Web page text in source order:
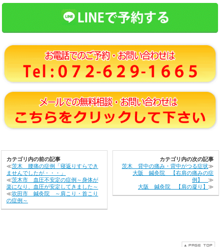
カテゴリ内の前の記事
≪茨木 腰痛の症例「寝返りすらでき
ませんでしたが・・・」
≪茨木市 血圧不安定の症例～身体が
楽になり、血圧が安定してきました～
≪吹田市 鍼灸院 ～肩こり・首こり
の症例～
カテゴリ内の次の記事
茨木 背中の痛み・背中がつる症状≫
大阪 鍼灸院 【右肩の痛みの症
例】 ≫
大阪 鍼灸院 【肩の凝り】 ≫